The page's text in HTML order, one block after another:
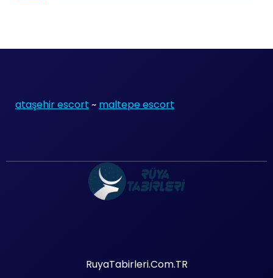
ataşehir escort ~ maltepe escort
RuyaTabirleri.Com.TR